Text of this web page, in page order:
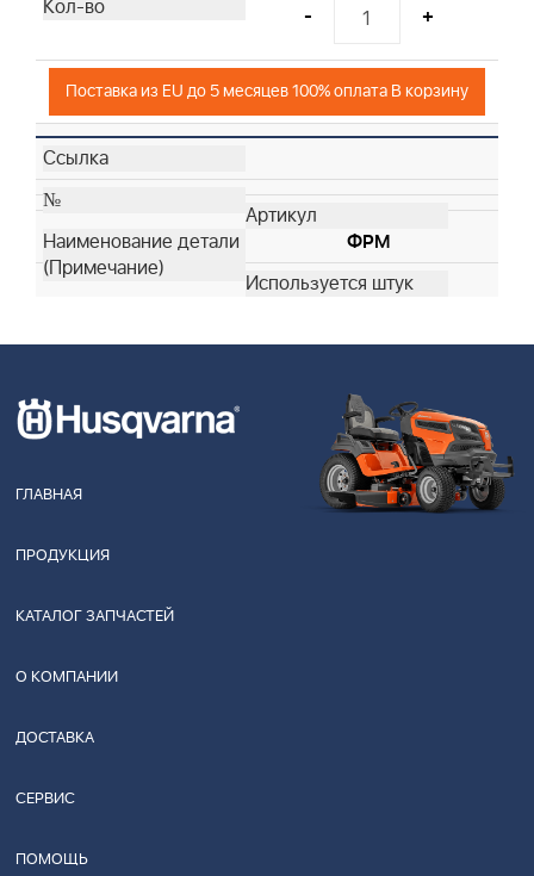
- +
Поставка из EU до 5 месяцев 100% оплата В корзину
ФРМ
ГЛАВНАЯ
ПРОДУКЦИЯ
КАТАЛОГ ЗАПЧАСТЕЙ
О КОМПАНИИ
ДОСТАВКА
СЕРВИС
ПОМОЩЬ